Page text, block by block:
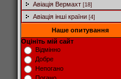
Авіація Вермахт [18]
Авіація інші країни [4]
Наше опитування
Оцініть мій сайт
Відмінно
Добре
Непогано